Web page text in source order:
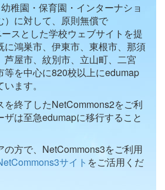
稚園・保育園・インターナショ
）に対して、原則無償で
スとした学校ウェブサイトを提
に鴻巣市、伊東市、東根市、那須
芦屋市、紋別市、立山町、二宮
等を中心に820校以上にedumap
ます。
を終了したNetCommons2をご利
ザは至急edumapに移行すること
の方で、NetCommons3をご利用
サイト をご活用くだ